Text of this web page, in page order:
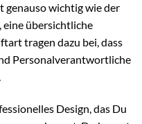
genauso wichtig wie der
eine übersichtliche
tragen dazu bei, dass
Personalverantwortliche
Design, das Du